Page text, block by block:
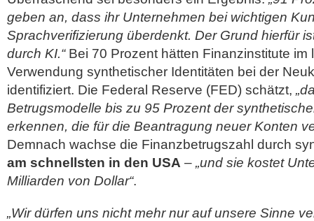
geben an, dass ihr Unternehmen bei wichtigen
Sprachverifizierung überdenkt. Der Grund hierfür
durch KI.“Bei 70 Prozent hätten Finanzinstitute im
Verwendung synthetischer Identitäten bei der
identifiziert. Die Federal Reserve (FED) schätzt,
Betrugsmodelle bis zu 95 Prozent der
erkennen, die für die Beantragung neuer Konten
Demnach wachse die Finanzbetrugszahl durch
am schnellsten in den USA – „und sie kostet
Milliarden von Dollar“.
„Wir dürfen uns nicht mehr nur auf unsere Sinne